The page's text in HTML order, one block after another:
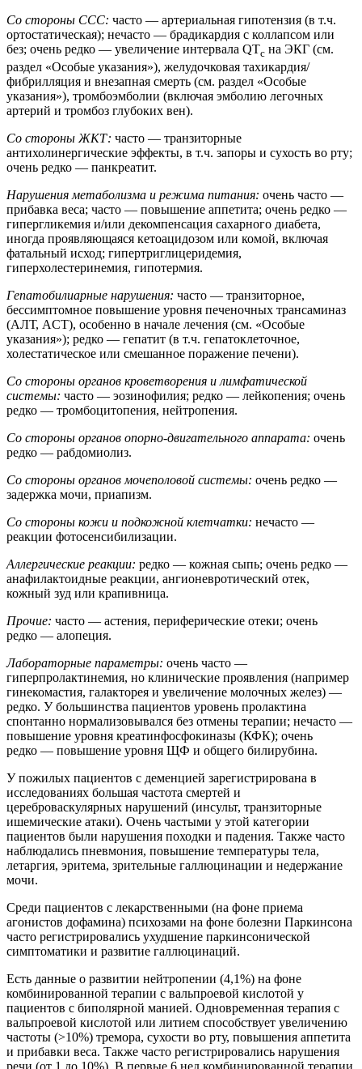
Со стороны ССС: часто — артериальная гипотензия (в т.ч.
ортостатическая); нечасто — брадикардия с коллапсом или
без; очень редко — увеличение интервала QTc на ЭКГ (см.
раздел «Особые указания»), желудочковая тахикардия/
фибрилляция и внезапная смерть (см. раздел «Особые
указания»), тромбоэмболии (включая эмболию легочных
артерий и тромбоз глубоких вен).
Со стороны ЖКТ: часто — транзиторные
антихолинергические эффекты, в т.ч. запоры и сухость во рту;
очень редко — панкреатит.
Нарушения метаболизма и режима питания: очень часто —
прибавка веса; часто — повышение аппетита; очень редко —
гипергликемия и/или декомпенсация сахарного диабета,
иногда проявляющаяся кетоацидозом или комой, включая
фатальный исход; гипертриглицеридемия,
гиперхолестеринемия, гипотермия.
Гепатобилиарные нарушения: часто — транзиторное,
бессимптомное повышение уровня печеночных трансаминаз
(АЛТ, ACT), особенно в начале лечения (см. «Особые
указания»); редко — гепатит (в т.ч. гепатоклеточное,
холестатическое или смешанное поражение печени).
Со стороны органов кроветворения и лимфатической
системы: часто — эозинофилия; редко — лейкопения; очень
редко — тромбоцитопения, нейтропения.
Со стороны органов опорно-двигательного аппарата: очень
редко — рабдомиолиз.
Со стороны органов мочеполовой системы: очень редко —
задержка мочи, приапизм.
Со стороны кожи и подкожной клетчатки: нечасто —
реакции фотосенсибилизации.
Аллергические реакции: редко — кожная сыпь; очень редко —
анафилактоидные реакции, ангионевротический отек,
кожный зуд или крапивница.
Прочие: часто — астения, периферические отеки; очень
редко — алопеция.
Лабораторные параметры: очень часто —
гиперпролактинемия, но клинические проявления (например
гинекомастия, галакторея и увеличение молочных желез) —
редко. У большинства пациентов уровень пролактина
спонтанно нормализовывался без отмены терапии; нечасто —
повышение уровня креатинфосфокиназы (КФК); очень
редко — повышение уровня ЩФ и общего билирубина.
У пожилых пациентов с деменцией зарегистрирована в
исследованиях большая частота смертей и
цереброваскулярных нарушений (инсульт, транзиторные
ишемические атаки). Очень частыми у этой категории
пациентов были нарушения походки и падения. Также часто
наблюдались пневмония, повышение температуры тела,
летаргия, эритема, зрительные галлюцинации и недержание
мочи.
Среди пациентов с лекарственными (на фоне приема
агонистов дофамина) психозами на фоне болезни Паркинсона
часто регистрировались ухудшение паркинсонической
симптоматики и развитие галлюцинаций.
Есть данные о развитии нейтропении (4,1%) на фоне
комбинированной терапии с вальпроевой кислотой у
пациентов с биполярной манией. Одновременная терапия с
вальпроевой кислотой или литием способствует увеличению
частоты (>10%) тремора, сухости во рту, повышения аппетита
и прибавки веса. Также часто регистрировались нарушения